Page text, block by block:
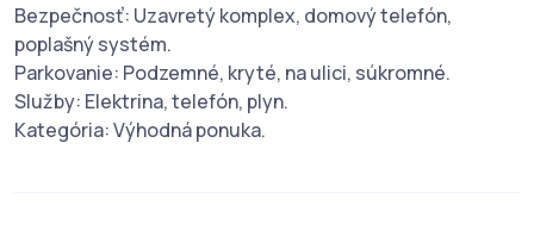
Bezpečnosť: Uzavretý komplex, domový telefón,
poplašný systém.
Parkovanie: Podzemné, kryté, na ulici, súkromné.
Služby: Elektrina, telefón, plyn.
Kategória: Výhodná ponuka.